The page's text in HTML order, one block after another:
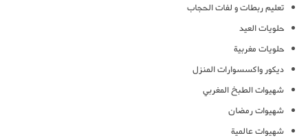
تعليم ربطات و لفات الحجاب
حلويات العيد
حلويات مغربية
ديكور واكسسوارات المنزل
شهيوات الطبخ المغربي
شهيوات رمضان
شهيوات عالمية